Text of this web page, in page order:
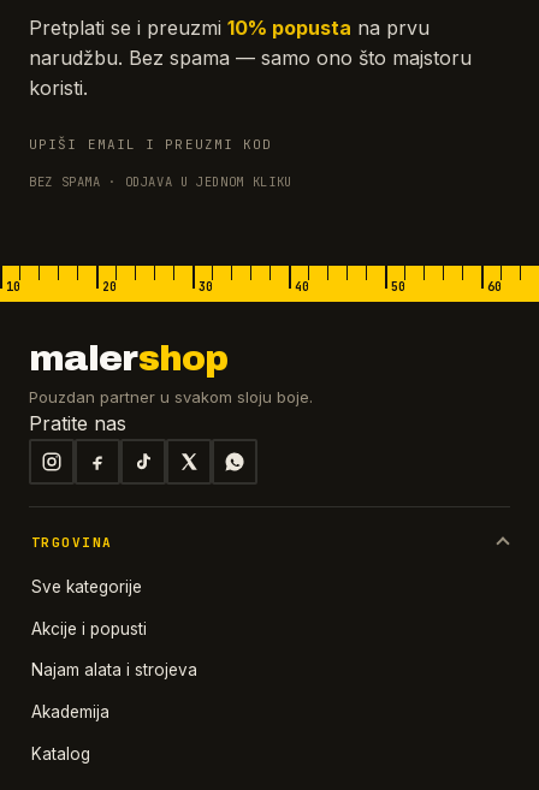
Pretplati se i preuzmi 10% popusta na prvu
narudžbu. Bez spama — samo ono što majstoru
koristi.
UPIŠI EMAIL I PREUZMI KOD
BEZ SPAMA · ODJAVA U JEDNOM KLIKU
10 20 30 40 50 60
malershop
Pouzdan partner u svakom sloju boje.
Pratite nas
TRGOVINA
Sve kategorije
Akcije i popusti
Najam alata i strojeva
Akademija
Katalog